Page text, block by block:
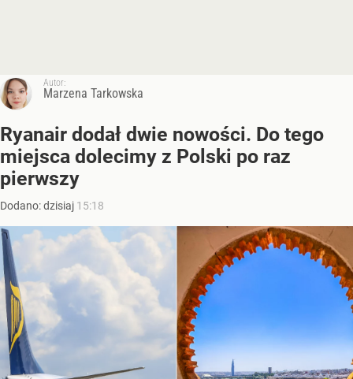
Autor:
Marzena Tarkowska
Ryanair dodał dwie nowości. Do tego
miejsca dolecimy z Polski po raz
pierwszy
Dodano:dzisiaj 15:18